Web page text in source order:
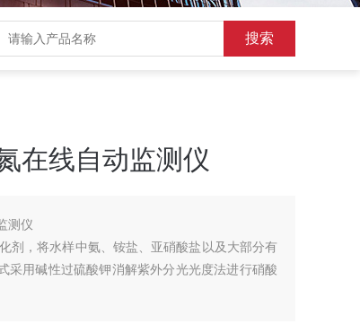
在线自动监测仪
测仪
，将水样中氨、铵盐、亚硝酸盐以及大部分有
采用碱性过硫酸钾消解紫外分光光度法进行硝酸